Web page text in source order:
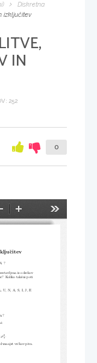
Diskretna
izključitev
IN
252
0
Pomanjšaj
?
iz odsekov
Koliko takˇsni poti
U, N, A, S, I, J, E
2x9
3 .
vrˇckov piva.